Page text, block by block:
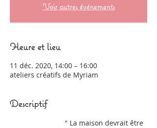
Voir autres événements
Heure et lieu
11 déc. 2020, 14:00 – 16:00
ateliers créatifs de Myriam
Descriptif
" La maison devrait être